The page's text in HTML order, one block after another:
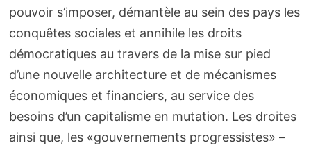
pouvoir s’imposer, démantèle au sein des pays les
conquêtes sociales et annihile les droits
démocratiques au travers de la mise sur pied
d’une nouvelle architecture et de mécanismes
économiques et financiers, au service des
besoins d’un capitalisme en mutation. Les droites
ainsi que, les «gouvernements progressistes» –